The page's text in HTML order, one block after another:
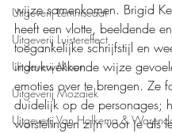
Uitgeverij Lemniscaat
Uitgeverij Luistereffect
Uitgeverij Moon
Uitgeverij Mozaïek
Uitgeverij Van Holkema &
wijze samenkomen. Brigid
heeft een vlotte, beeldende en
toegankelijke schrijfstijl en
indrukwekkende wijze
emoties over te brengen. Ze
duidelijk op de personages;
worstelingen zijn voor je als